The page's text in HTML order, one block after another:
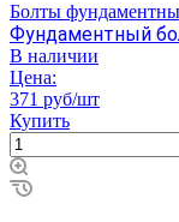
Болты
Фундаментный
В наличии
Цена:
371 руб/шт
Купить